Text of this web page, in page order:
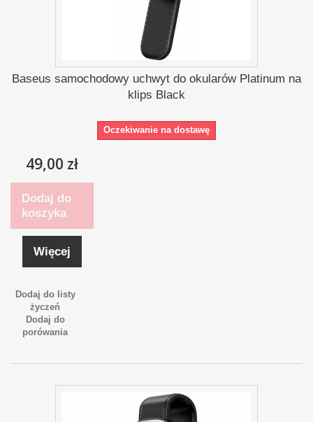
Baseus samochodowy uchwyt do okularów Platinum na
klips Black
Oczekiwanie na dostawę
49,00 zł
Dodaj do
koszyka
Więcej
Dodaj do listy
życzeń
Dodaj do
porówania